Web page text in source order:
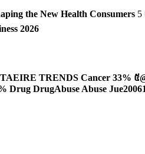
the New Health Consumers 5
2026